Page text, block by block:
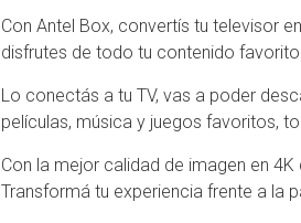
Con Antel Box, convertís tu televisor
disfrutes de todo tu contenido
Lo conectás a tu TV, vas a poder
películas, música y juegos favoritos,
Con la mejor calidad de imagen en
Transformá tu experiencia frente a la